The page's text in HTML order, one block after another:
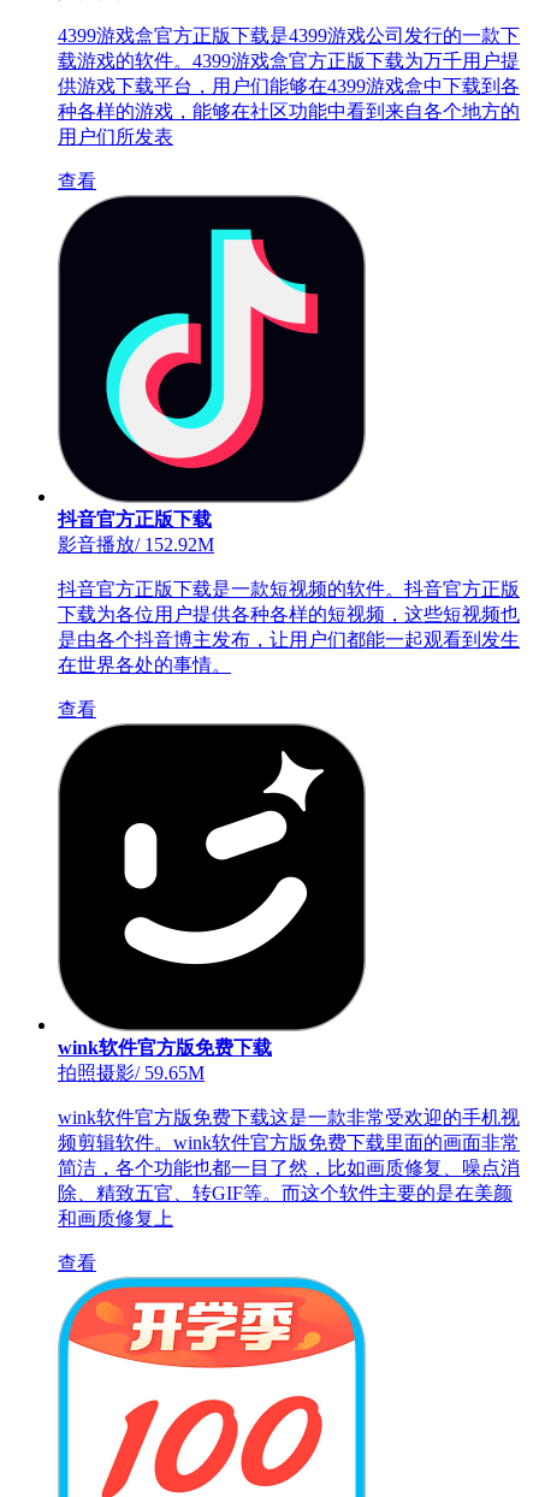
4399游戏盒官方正版下载是4399游戏公司发行的一款下
载游戏的软件。4399游戏盒官方正版下载为万千用户提
供游戏下载平台，用户们能够在4399游戏盒中下载到各
种各样的游戏，能够在社区功能中看到来自各个地方的
用户们所发表
查看
抖音官方正版下载
影音播放/152.92M
抖音官方正版下载是一款短视频的软件。抖音官方正版
下载为各位用户提供各种各样的短视频，这些短视频也
是由各个抖音博主发布，让用户们都能一起观看到发生
在世界各处的事情。
查看
wink软件官方版免费下载
拍照摄影/59.65M
wink软件官方版免费下载这是一款非常受欢迎的手机视
频剪辑软件。wink软件官方版免费下载里面的画面非常
简洁，各个功能也都一目了然，比如画质修复、噪点消
除、精致五官、转GIF等。而这个软件主要的是在美颜
和画质修复上
查看